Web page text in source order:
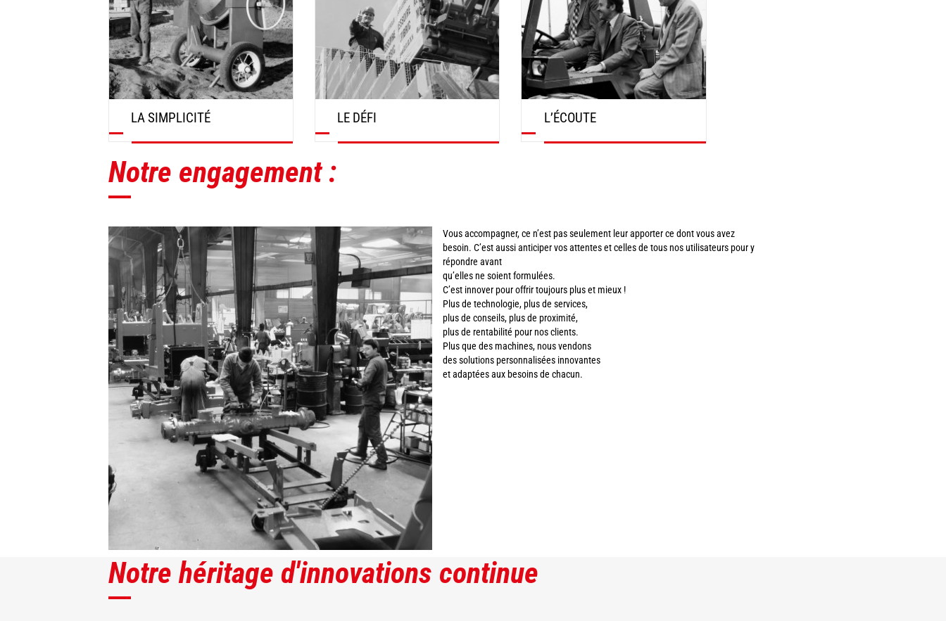
LA SIMPLICITÉ LE DÉFI L’ÉCOUTE
Notre engagement :
Vous accompagner, ce n’est pas seulement leur apporter ce dont vous avez
besoin. C’est aussi anticiper vos attentes et celles de tous nos utilisateurs pour y
répondre avant
qu’elles ne soient formulées.
C’est innover pour offrir toujours plus et mieux !
Plus de technologie, plus de services,
plus de conseils, plus de proximité,
plus de rentabilité pour nos clients.
Plus que des machines, nous vendons
des solutions personnalisées innovantes
et adaptées aux besoins de chacun.
Notre héritage d'innovations continue